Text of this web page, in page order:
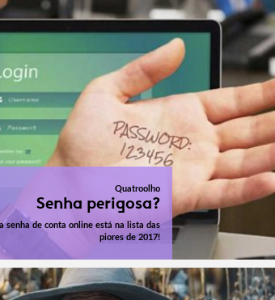
Quatroolho
Senha perigosa?
senha de conta online está na lista das
piores de 2017!